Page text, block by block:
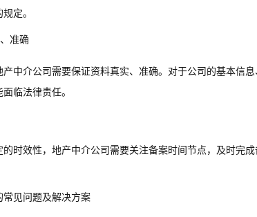
定。
准确
中介公司需要保证资料真实、准确。对于公司的基本信
临法律责任。
时效性，地产中介公司需要关注备案时间节点，及时完
常见问题及解决方案